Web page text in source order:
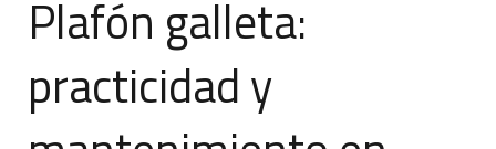
Plafón galleta:
practicidad y